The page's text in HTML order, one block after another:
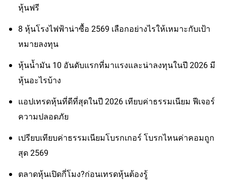
หุ้นฟรี
8 หุ้นโรงไฟฟ้าน่าซื้อ 2569 เลือกอย่างไรให้เหมาะกับเป้า
หมายลงทุน
หุ้นน้ำมัน 10 อันดับแรกที่มาแรงและน่าลงทุนในปี 2026 มี
หุ้นอะไรบ้าง
แอปเทรดหุ้นที่ดีที่สุดในปี 2026 เทียบค่าธรรมเนียม ฟีเจอร์
ความปลอดภัย
เปรียบเทียบค่าธรรมเนียมโบรกเกอร์ โบรกไหนค่าคอมถูก
สุด 2569
ตลาดหุ้นเปิดกี่โมง?ก่อนเทรดหุ้นต้องรู้